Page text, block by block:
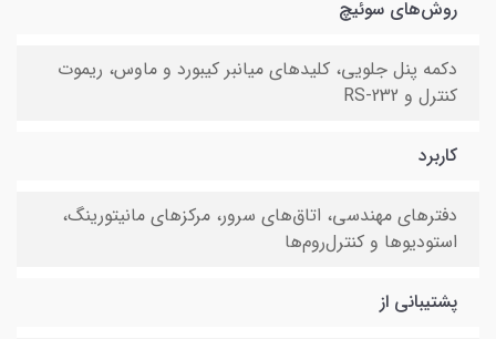
روش‌های سوئیچ
دکمه پنل جلویی، کلیدهای میانبر کیبورد و ماوس، ریموت
کنترل و RS-232
کاربرد
دفترهای مهندسی، اتاق‌های سرور، مرکزهای مانیتورینگ،
استودیوها و کنترل‌روم‌ها
پشتیبانی از